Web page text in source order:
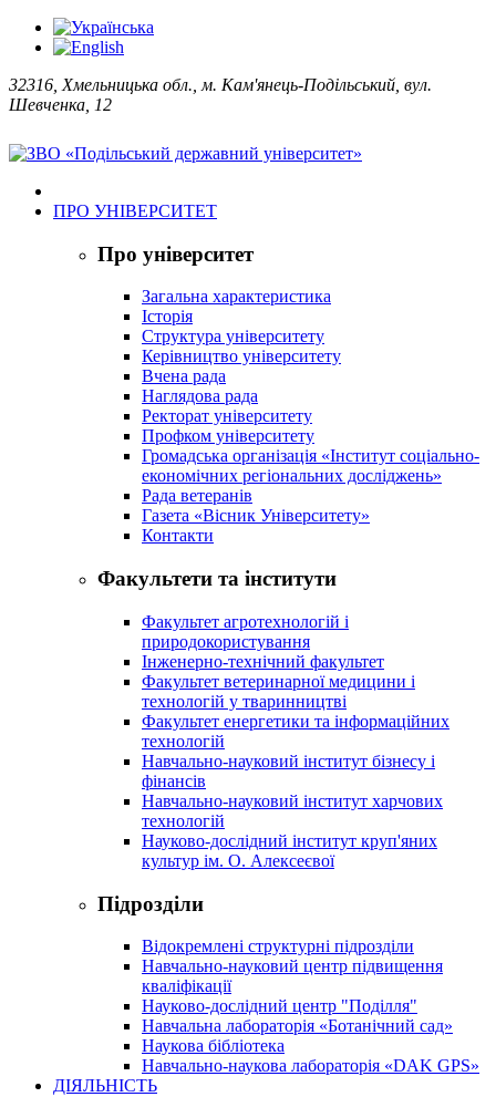
32316, Хмельницька обл., м. Кам'янець-Подільський, вул.
Шевченка, 12
ПРО УНІВЕРСИТЕТ
Про університет
Загальна характеристика
Історія
Структура університету
Керівництво університету
Вчена рада
Наглядова рада
Ректорат університету
Профком університету
Громадська організація «Інститут соціально-
економічних регіональних досліджень»
Рада ветеранів
Газета «Вісник Університету»
Контакти
Факультети та інститути
Факультет агротехнологій і
природокористування
Інженерно-технічний факультет
Факультет ветеринарної медицини і
технологій у тваринництві
Факультет енергетики та інформаційних
технологій
Навчально-науковий інститут бізнесу і
фінансів
Навчально-науковий інститут харчових
технологій
Науково-дослідний інститут круп'яних
культур ім. О. Алексеєвої
Підрозділи
Відокремлені структурні підрозділи
Навчально-науковий центр підвищення
кваліфікації
Науково-дослідний центр "Поділля"
Навчальна лабораторія «Ботанічний сад»
Наукова бібліотека
Навчально-наукова лабораторія «DAK GPS»
ДІЯЛЬНІСТЬ